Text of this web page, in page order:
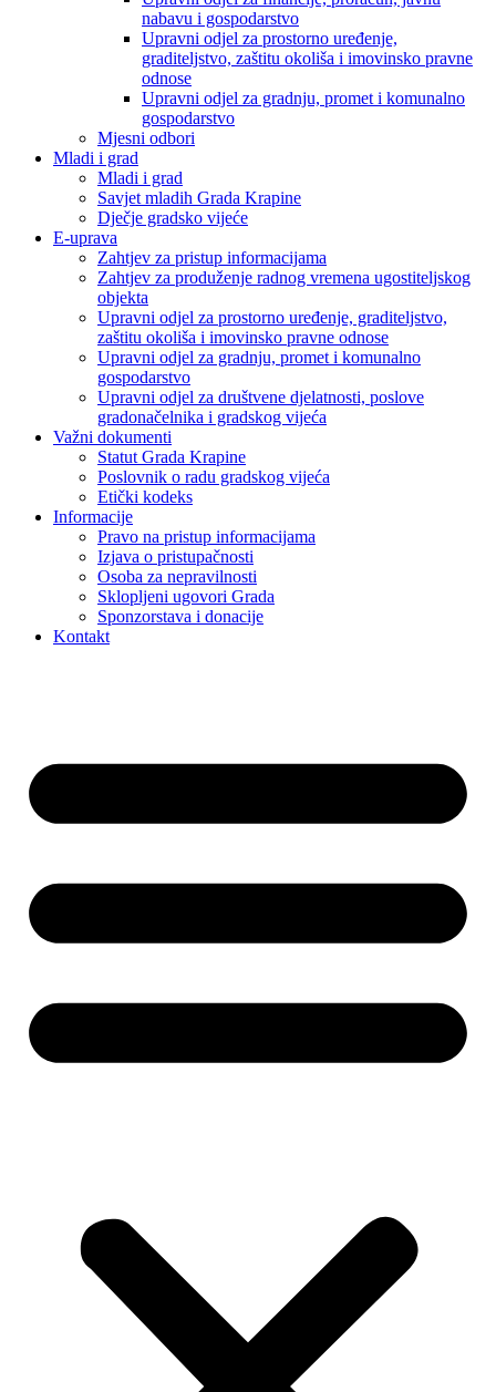
nabavu i gospodarstvo
Upravni odjel za prostorno uređenje,
graditeljstvo, zaštitu okoliša i imovinsko pravne
odnose
Upravni odjel za gradnju, promet i komunalno
gospodarstvo
Mjesni odbori
Mladi i grad
Mladi i grad
Savjet mladih Grada Krapine
Dječje gradsko vijeće
E-uprava
Zahtjev za pristup informacijama
Zahtjev za produženje radnog vremena ugostiteljskog
objekta
Upravni odjel za prostorno uređenje, graditeljstvo,
zaštitu okoliša i imovinsko pravne odnose
Upravni odjel za gradnju, promet i komunalno
gospodarstvo
Upravni odjel za društvene djelatnosti, poslove
gradonačelnika i gradskog vijeća
Važni dokumenti
Statut Grada Krapine
Poslovnik o radu gradskog vijeća
Etički kodeks
Informacije
Pravo na pristup informacijama
Izjava o pristupačnosti
Osoba za nepravilnosti
Sklopljeni ugovori Grada
Sponzorstava i donacije
Kontakt